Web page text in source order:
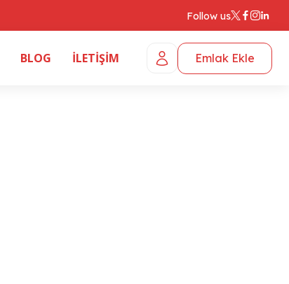
Follow us
BLOG İLETİŞİM Emlak Ekle